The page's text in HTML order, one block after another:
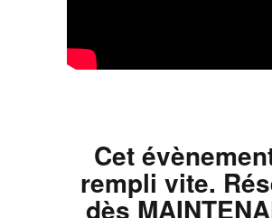
Cet
rempli vite.
dès